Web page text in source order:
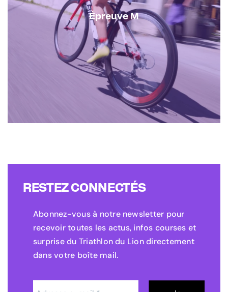
Épreuve M
RESTEZ CONNECTÉS
Abonnez-vous à notre newsletter pour
recevoir toutes les actus, infos courses et
surprise du Triathlon du Lion directement
dans votre boîte mail.